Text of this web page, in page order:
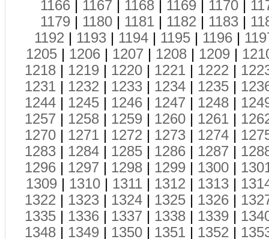
1166 | 1167 | 1168 | 1169 | 1170 |
1179 | 1180 | 1181 | 1182 | 1183 |
1192 | 1193 | 1194 | 1195 | 1196 |
1205 | 1206 | 1207 | 1208 | 1209 |
1218 | 1219 | 1220 | 1221 | 1222 |
1231 | 1232 | 1233 | 1234 | 1235 |
1244 | 1245 | 1246 | 1247 | 1248 |
1257 | 1258 | 1259 | 1260 | 1261 |
1270 | 1271 | 1272 | 1273 | 1274 |
1283 | 1284 | 1285 | 1286 | 1287 |
1296 | 1297 | 1298 | 1299 | 1300 |
1309 | 1310 | 1311 | 1312 | 1313 |
1322 | 1323 | 1324 | 1325 | 1326 |
1335 | 1336 | 1337 | 1338 | 1339 |
1348 | 1349 | 1350 | 1351 | 1352 |